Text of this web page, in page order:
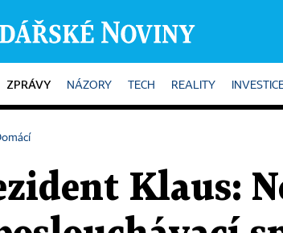
ZPRÁVY NÁZORY TECH REALITY
Klaus: